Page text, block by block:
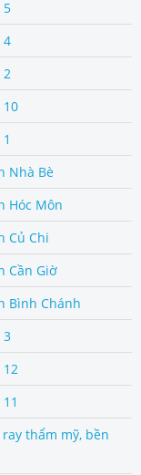
5
4
2
Nhà Bè
Hóc Môn
Củ Chi
Cần Giờ
Bình Chánh
3
thẩm mỹ, bền